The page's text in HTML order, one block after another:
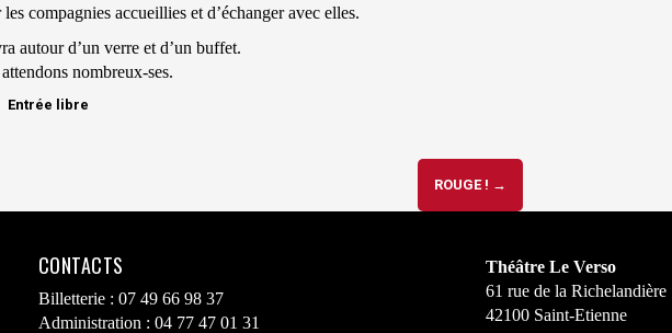
compagnies accueillies et d’échanger avec elles.
autour d’un verre et d’un buffet.
nombreux-ses.
Entrée libre
ROUGE ! →
CONTACTS
Billetterie : 07 49 66 98 37
Administration : 04 77 47 01 31
Théâtre Le Verso
61 rue de la Richelandière
42100 Saint-Etienne